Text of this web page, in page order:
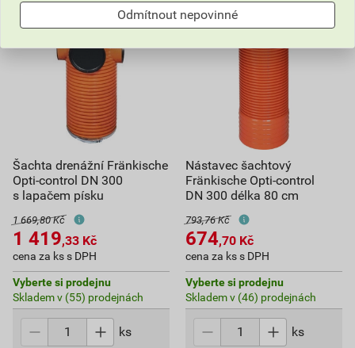
Šachta drenážní Fränkische
Opti-control DN 300
s lapačem písku
1 669,80 Kč
1 419,33 Kč
cena za ks s DPH
Vyberte si prodejnu
Skladem v (55) prodejnách
ks
Nástavec šachtový
Fränkische Opti-control
DN 300 délka 80 cm
793,76 Kč
674,70 Kč
cena za ks s DPH
Vyberte si prodejnu
Skladem v (46) prodejnách
ks
Odmítnout nepovinné